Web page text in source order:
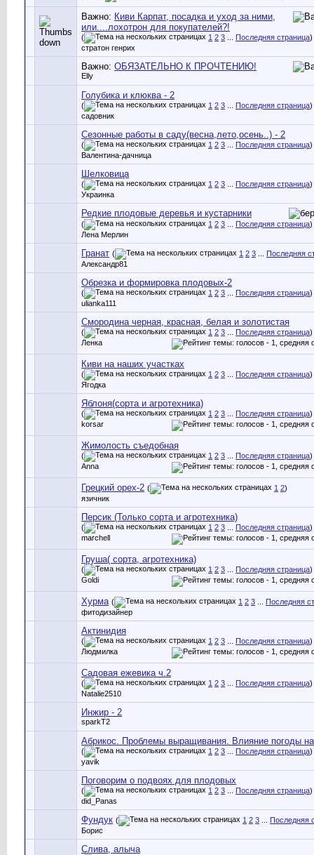
Важно: Киви Карпат, посадка и уход за ними,
или....лохотрон для покупателей?!
( 1 2 3 Последняя страница)
стратон генрих
Важно: ОБЯЗАТЕЛЬНО К ПРОЧТЕНИЮ!
Elly
Голубика и клюква - 2
( 1 2 3 Последняя страница)
садовник
Сезонные работы в саду(весна,лето,осень..) - 2
( 1 2 3 Последняя страница)
Валентина-дачница
Шелковица
( 1 2 3 Последняя страница)
Украинка
Редкие плодовые деревья и кустарники
( 1 2 3 Последняя страница)
Лена Мерлин
Гранат ( 1 2 3
Последняя
Александр81
Обрезка и формировка плодовых-2
( 1 2 3 Последняя страница)
ulianka111
Смородина черная, красная, белая и золотистая
( 1 2 3 Последняя страница)
Ленка
Киви на наших участках
( 1 2 3 Последняя страница)
Ягодка
Яблоня(сорта и агротехника)
( 1 2 3 Последняя страница)
korsar
Жимолость съедобная
( 1 2 3 Последняя страница)
Anna
Грецкий орех-2 ( 1 2)
язичник
Персик (Только сорта и агротехника)
( 1 2 3 Последняя страница)
marchell
Груша( сорта, агротехника)
( 1 2 3 Последняя страница)
Goldi
Хурма ( 1 2 3
Последняя
фитодизайнер
Актинидия
( 1 2 3 Последняя страница)
Людмилка
Садовая ежевика ч.2
( 1 2 3 Последняя страница)
Natalie2510
Инжир - 2
sparkT2
Абрикос. Проблемы выращивания. Влияние погоды
( 1 2 3 Последняя страница)
yavik
Поговорим о подвоях для плодовых
( 1 2 3 Последняя страница)
did_Panas
Фундук ( 1 2 3
Последняя
Борис
Слива, алыча